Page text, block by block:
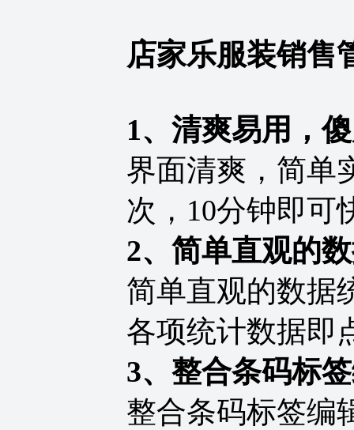
店家乐服装销售
1、清爽易用，
界面清爽，简单
次， 10分钟即可
2、简单直观的
简单直观的数据
各项统计数据即
3、整合条码标
整合条码标签编